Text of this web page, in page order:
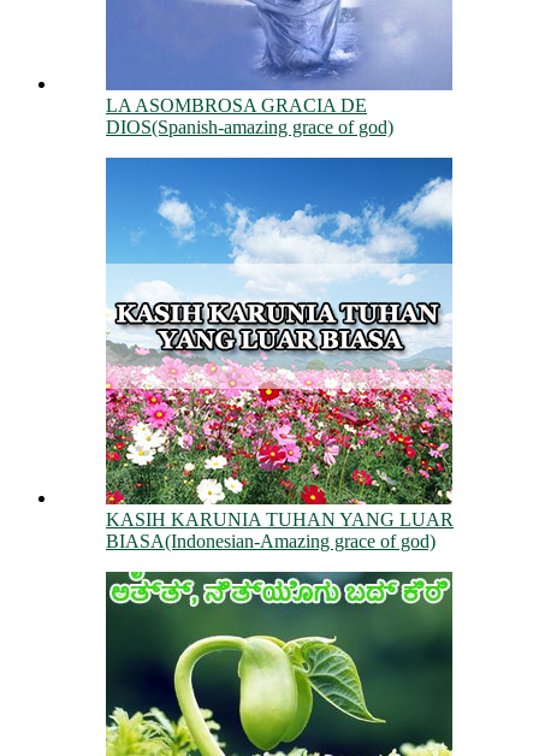
LA ASOMBROSA GRACIA DE
DIOS(Spanish-amazing grace of god)
KASIH KARUNIA TUHAN YANG LUAR
BIASA(Indonesian-Amazing grace of god)